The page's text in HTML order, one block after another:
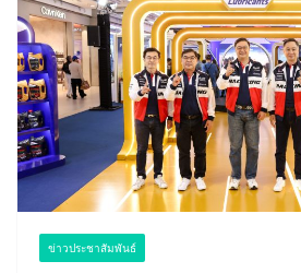
ข่าวประชาสัมพันธ์